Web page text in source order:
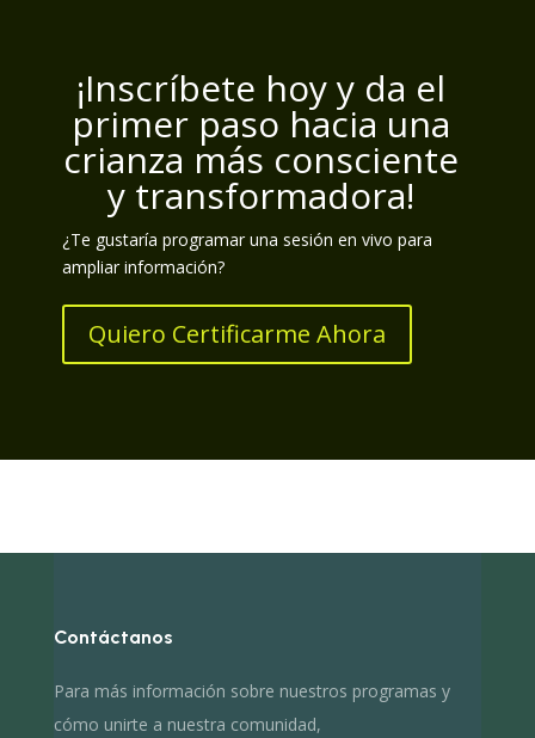
¡Inscríbete hoy y da el
primer paso hacia una
crianza más consciente
y transformadora!
¿Te gustaría programar una sesión en vivo para
ampliar información?
Quiero Certificarme Ahora
Contáctanos
Para más información sobre nuestros programas y
cómo unirte a nuestra comunidad,